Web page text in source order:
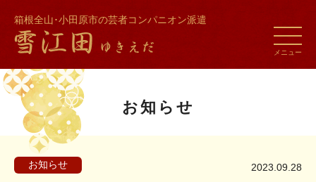
箱根全山･小田原市の芸者コンパニオン派遣
toggle
メニュー
お知らせ
2023.09.28
お知らせ